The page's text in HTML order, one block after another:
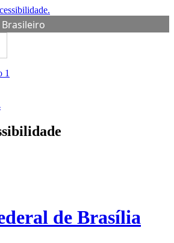
1
de Brasília